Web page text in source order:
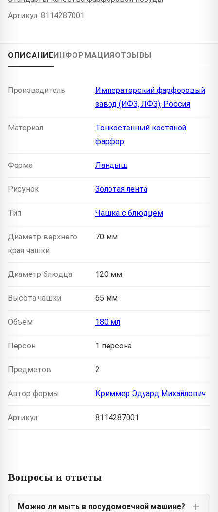
Артикул: 8114287001
ОПИСАНИЕ ИНФОРМАЦИЯ ОТЗЫВЫ
Производитель
Императорский фарфоровый
завод (ИФЗ, ЛФЗ), Россия
Материал
Тонкостенный костяной
фарфор
Форма Ландыш
Рисунок Золотая лента
Тип Чашка с блюдцем
Диаметр верхнего
края чашки
70 мм
Диаметр блюдца 120 мм
Высота чашки 65 мм
Объем 180 мл
Персон 1 персона
Предметов 2
Автор формы Криммер Эдуард Михайлович
Артикул 8114287001
Вопросы и ответы
Можно ли мыть в посудомоечной машине?